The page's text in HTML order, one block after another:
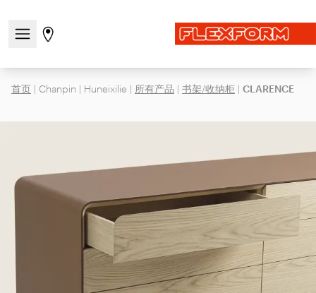
打开/关闭导航菜单
前往商店页面
首页 | Chanpin | Huneixilie | 所有产品 | 书架/收纳柜 | CLARENCE